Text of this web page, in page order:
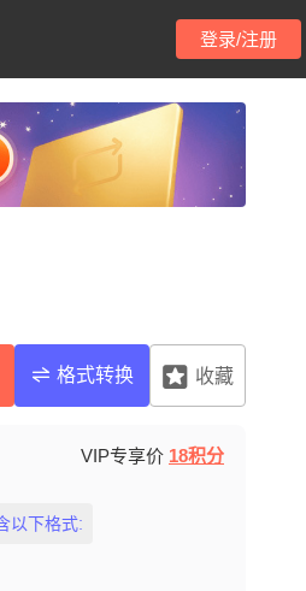
登录/注册
格式转换 收藏
VIP专享价 18积分
以下格式: